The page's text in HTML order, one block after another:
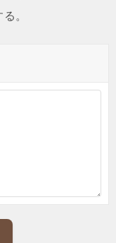
。